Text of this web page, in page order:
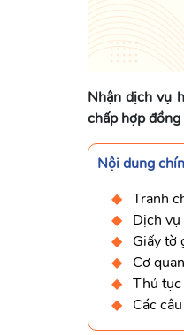
Nhận dịch vụ
chấp hợp
Nội dung
Tranh
Dịch
Giấy tờ
Cơ
Thủ tục
Các